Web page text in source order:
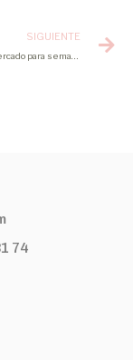
SIGUIENTE
74